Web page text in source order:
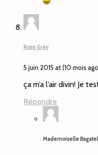
Rose Grey
5 juin 2015 at (10 mois
ça m’a l’air divin! Je
Répondre
Mademoiselle